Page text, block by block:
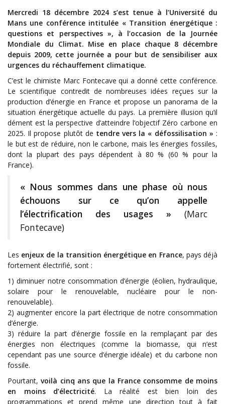
Mercredi 18 décembre 2024 s’est tenue à l’Université du
Mans une conférence intitulée « Transition énergétique :
questions et perspectives », à l’occasion de la Journée
Mondiale du Climat. Mise en place chaque 8 décembre
depuis 2009, cette journée a pour but de sensibiliser aux
urgences du réchauffement climatique.
C’est le chimiste Marc Fontecave qui a donné cette conférence.
Le scientifique contredit de nombreuses idées reçues sur la
production d’énergie en France et propose un panorama de la
situation énergétique actuelle du pays. La première illusion qu’il
dément est la perspective d’atteindre l’objectif Zéro carbone en
2025. Il propose plutôt de tendre vers la « défossilisation » :
le but est de réduire, non le carbone, mais les énergies fossiles,
dont la plupart des pays dépendent à 80 % (60 % pour la
France).
« Nous sommes dans une phase où nous
échouons sur ce qu’on appelle
l’électrification des usages » (Marc
Fontecave)
Les enjeux de la transition énergétique en France, pays déjà
fortement électrifié, sont :
1) diminuer notre consommation d’énergie (éolien, hydraulique,
solaire pour le renouvelable, nucléaire pour le non-
renouvelable).
2) augmenter encore la part électrique de notre consommation
d’énergie.
3) réduire la part d’énergie fossile en la remplaçant par des
énergies non électriques (comme la biomasse, qui n’est
cependant pas une source d’énergie idéale) et du carbone non
fossile.
Pourtant,voilà cinq ans que la France consomme de moins
en moins d’électricité. La réalité est bien loin des
programmations et prend même une direction tout à fait